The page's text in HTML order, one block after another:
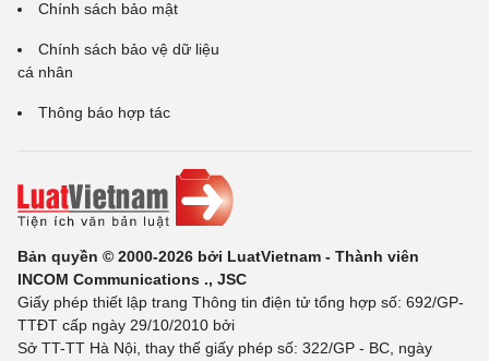
Chính sách bảo mật
Chính sách bảo vệ dữ liệu
cá nhân
Thông báo hợp tác
Bản quyền © 2000-2026 bởi LuatVietnam - Thành viên
INCOM Communications ., JSC
Giấy phép thiết lập trang Thông tin điện tử tổng hợp số: 692/GP-
TTĐT cấp ngày 29/10/2010 bởi
Sở TT-TT Hà Nội, thay thế giấy phép số: 322/GP - BC, ngày